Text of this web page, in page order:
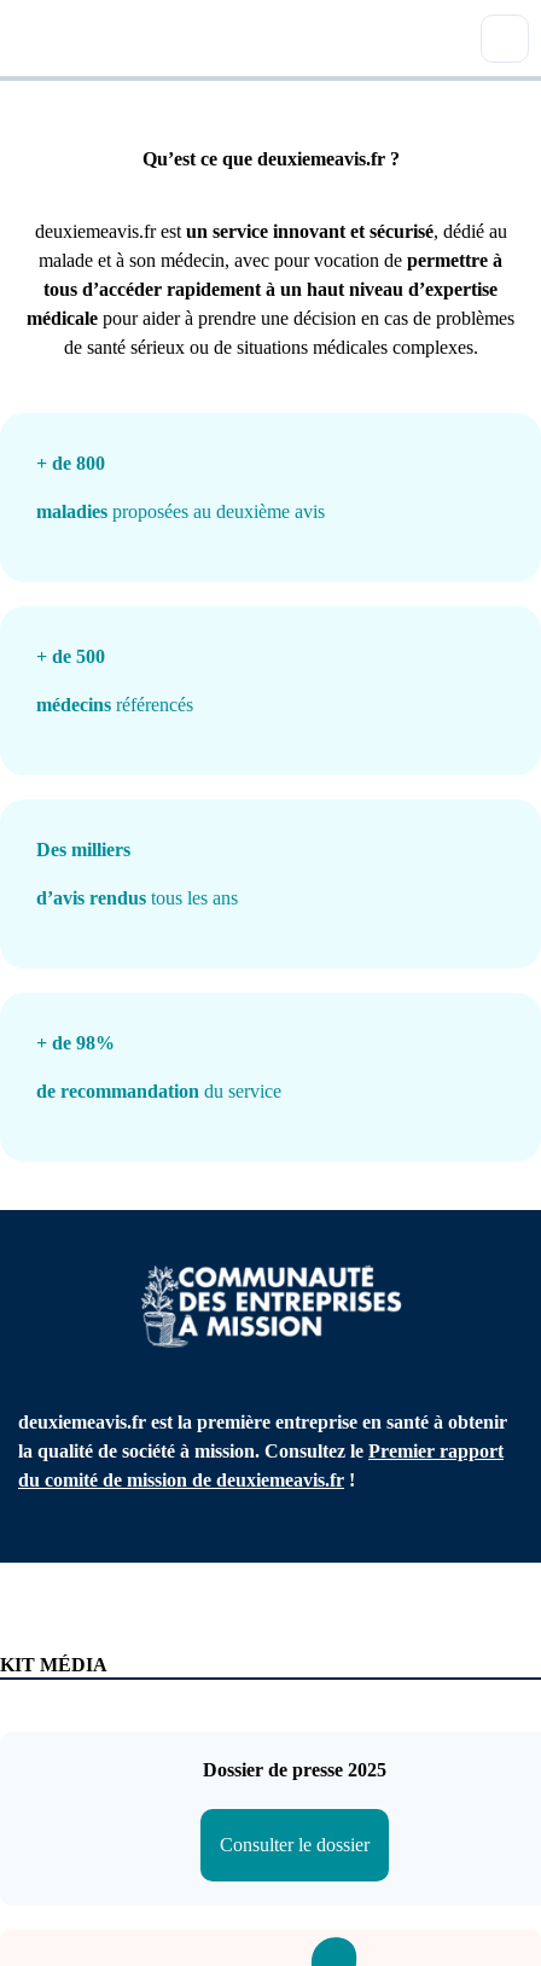
Qu’est ce que deuxiemeavis.fr ?
deuxiemeavis.fr est un service innovant et sécurisé, dédié au
malade et à son médecin, avec pour vocation de permettre à
tous d’accéder rapidement à un haut niveau d’expertise
médicale pour aider à prendre une décision en cas de problèmes
de santé sérieux ou de situations médicales complexes.
+ de 800
maladies proposées au deuxième avis
+ de 500
médecins référencés
Des milliers
d’avis rendus tous les ans
+ de 98%
de recommandation du service
deuxiemeavis.fr est la première entreprise en santé à obtenir
la qualité de société à mission. Consultez le Premier rapport
du comité de mission de deuxiemeavis.fr !
KIT MÉDIA
Dossier de presse 2025
Consulter le dossier